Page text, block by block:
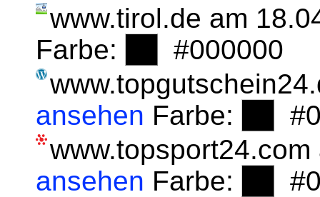
www.tirol.de am
Farbe:
#000000
ansehen Farbe:
ansehen Farbe: